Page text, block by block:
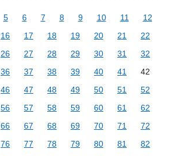
5 6 7 8 9 10 11
12
16 17 18 19 20 21
22
26 27 28 29 30 31
32
36 37 38 39 40 41
42
46 47 48 49 50 51
52
56 57 58 59 60 61
62
66 67 68 69 70 71
72
76 77 78 79 80 81
82